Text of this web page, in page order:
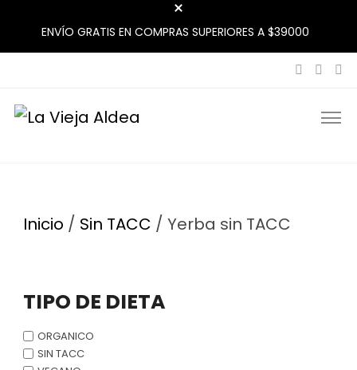
ENVÍO GRATIS EN COMPRAS SUPERIORES A $39000
La Vieja Aldea
Tu Mercado Natural Cerca
Inicio / Sin TACC / Yerba sin TACC
TIPO DE DIETA
ORGANICO
SIN TACC